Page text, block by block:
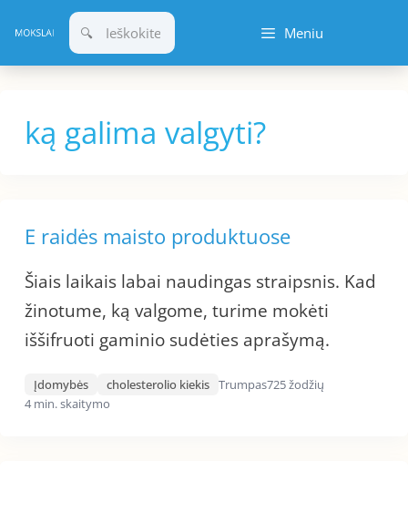
prie
turinio
Meniu
ką galima valgyti?
E raidės maisto produktuose
Šiais laikais labai naudingas straipsnis. Kad
žinotume, ką valgome, turime mokėti
iššifruoti gaminio sudėties aprašymą.
Įdomybės cholesterolio kiekis Trumpas725 žodžių
4 min. skaitymo